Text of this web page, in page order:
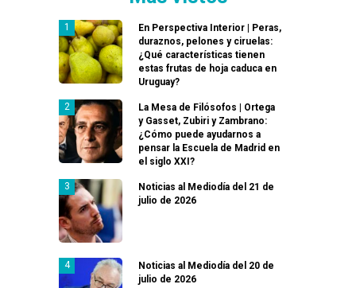
En Perspectiva Interior | Peras,
duraznos, pelones y ciruelas:
¿Qué características tienen
estas frutas de hoja caduca en
Uruguay?
La Mesa de Filósofos | Ortega
y Gasset, Zubiri y Zambrano:
¿Cómo puede ayudarnos a
pensar la Escuela de Madrid en
el siglo XXI?
Noticias al Mediodía del 21 de
julio de 2026
Noticias al Mediodía del 20 de
julio de 2026